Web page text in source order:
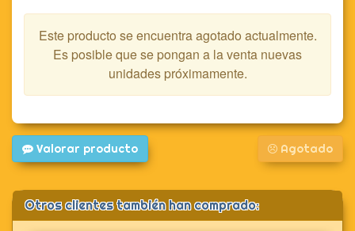
Este producto se encuentra agotado actualmente.
Es posible que se pongan a la venta nuevas
unidades próximamente.
Valorar producto Agotado
Otros clientes también han comprado: